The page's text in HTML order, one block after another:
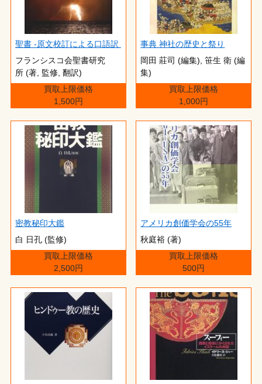
聖書 -原文校訂による口語訳
フランシスコ会聖書研究
所 (著, 監修, 翻訳)
買取上限価格
1,500円
事典 神社の歴史と祭り
岡田 莊司 (編集), 笹生 衛 (編
集)
買取上限価格
1,000円
密教秘印大鑑
白 日孔 (監修)
買取上限価格
2,500円
アメリカ創価学会の55年
秋庭裕 (著)
買取上限価格
500円